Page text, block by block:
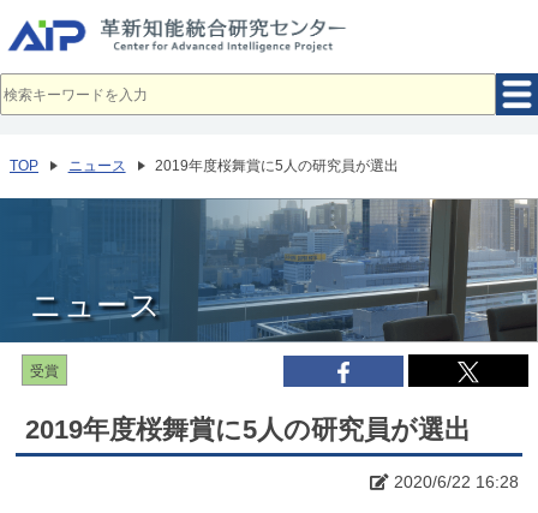
イ
ン
へ
動
TOP ニュース 2019年度桜舞賞に5人の研究員が選出
ニュース
受賞
2019年度桜舞賞に5人の研究員が選出
2020/6/22 16:28